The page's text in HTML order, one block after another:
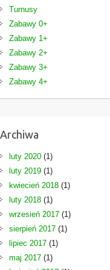
Turnusy
Zabawy 0+
Zabawy 1+
Zabawy 2+
Zabawy 3+
Zabawy 4+
Archiwa
luty 2020(1)
luty 2019(1)
kwiecień 2018(1)
luty 2018(1)
wrzesień 2017(1)
sierpień 2017(1)
lipiec 2017(1)
maj 2017(1)